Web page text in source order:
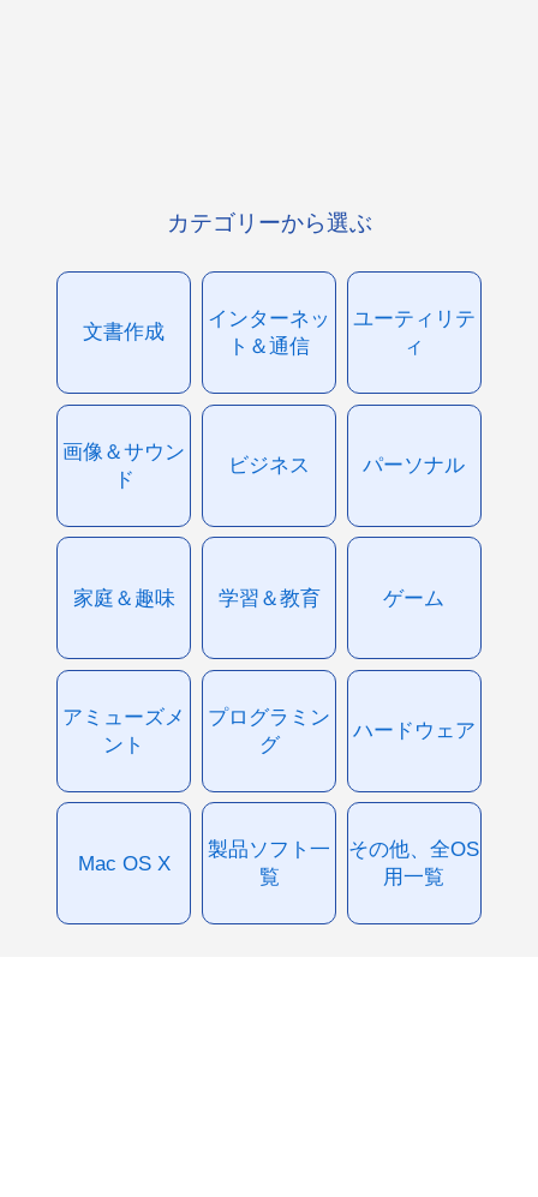
カテゴリーから選ぶ
文書作成
インターネッ
ト＆通信
ユーティリテ
ィ
画像＆サウン
ド
ビジネス パーソナル
家庭＆趣味 学習＆教育 ゲーム
アミューズメ
ント
プログラミン
グ
ハードウェア
Mac OS X
製品ソフト一
覧
その他、全OS
用一覧